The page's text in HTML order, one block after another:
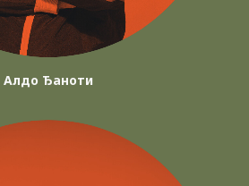
Алдо Ђаноти